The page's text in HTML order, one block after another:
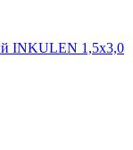
INKULEN 1,5х3,0